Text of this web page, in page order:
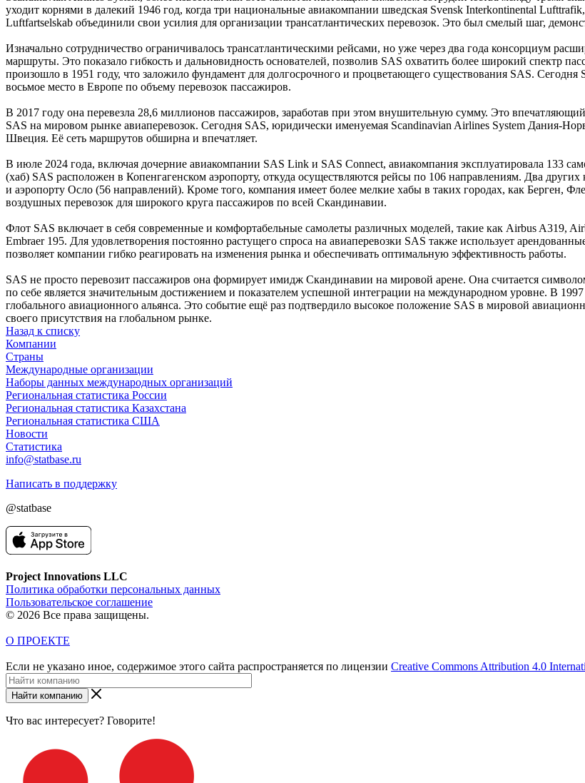
уходит корнями в далекий 1946 год, когда три национальные авиакомпании шведская Svensk Interkontinental
Luftfartselskab объединили свои усилия для организации трансатлантических перевозок. Это был смелый шаг,
Изначально сотрудничество ограничивалось трансатлантическими рейсами, но уже через два года консорциум
маршруты. Это показало гибкость и дальновидность основателей, позволив SAS охватить более широкий спектр
произошло в 1951 году, что заложило фундамент для долгосрочного и процветающего существования SAS.
восьмое место в Европе по объему перевозок пассажиров.
В 2017 году она перевезла 28,6 миллионов пассажиров, заработав при этом внушительную сумму. Это
SAS на мировом рынке авиаперевозок. Сегодня SAS, юридически именуемая Scandinavian Airlines System Дания-
Швеция. Её сеть маршрутов обширна и впечатляет.
В июле 2024 года, включая дочерние авиакомпании SAS Link и SAS Connect, авиакомпания эксплуатировала 133
(хаб) SAS расположен в Копенгагенском аэропорту, откуда осуществляются рейсы по 106 направлениям. Два
и аэропорту Осло (56 направлений). Кроме того, компания имеет более мелкие хабы в таких городах, как Берген,
воздушных перевозок для широкого круга пассажиров по всей Скандинавии.
Флот SAS включает в себя современные и комфортабельные самолеты различных моделей, такие как Airbus A319,
Embraer 195. Для удовлетворения постоянно растущего спроса на авиаперевозки SAS также использует
позволяет компании гибко реагировать на изменения рынка и обеспечивать оптимальную эффективность работы.
SAS не просто перевозит пассажиров она формирует имидж Скандинавии на мировой арене. Она считается
по себе является значительным достижением и показателем успешной интеграции на международном уровне. В
глобального авиационного альянса. Это событие ещё раз подтвердило высокое положение SAS в мировой
своего присутствия на глобальном рынке.
Назад к списку
Компании
Страны
Международные организации
Наборы данных международных организаций
Региональная статистика России
Региональная статистика Казахстана
Региональная статистика США
Новости
Статистика
info@statbase.ru
Написать в поддержку
@statbase
Project Innovations LLC
Политика обработки персональных данных
Пользовательское соглашение
© 2026 Все права защищены.
О ПРОЕКТЕ
Если не указано иное, содержимое этого сайта распространяется по лицензии Creative Commons Attribution 4.0
Найти компанию
Что вас интересует? Говорите!